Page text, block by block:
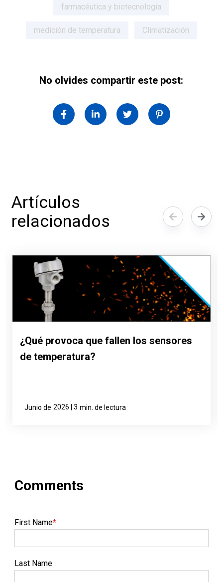
farmacéutica y biotecnología
medición de temperatura Climatización
No olvides compartir este post:
Artículos
relacionados
¿Qué provoca que fallen los sensores
de temperatura?
Junio de 2026 | 3 min. de lectura
First Name*
Last Name